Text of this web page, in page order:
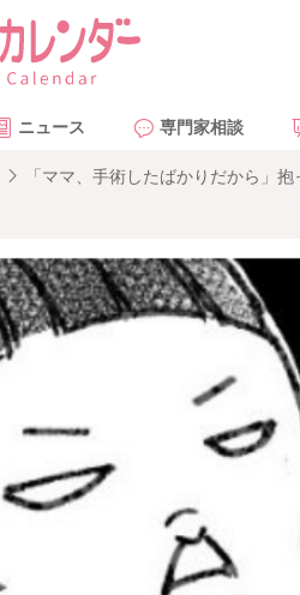
ニュース 専門家相談
「ママ、手術したばかりだから」